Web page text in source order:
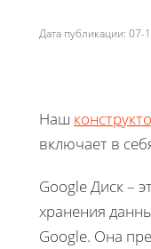
Дата публикации:
Наш
включает в
Google Диск –
хранения
Google. Она